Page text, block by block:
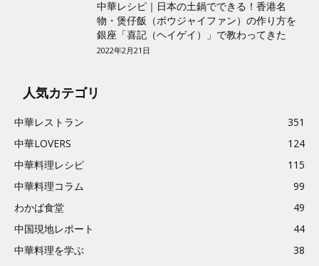
中華レシピ｜日本の土鍋でできる！香港名
物・煲仔飯（ボウジャイファン）の作り方を
銀座「喜記（ヘイゲイ）」で教わってきた
2022年2月21日
人気カテゴリ
中華レストラン
351
中華LOVERS
124
中華料理レシピ
115
中華料理コラム
99
わかば食堂
49
中国現地レポート
44
中華料理を学ぶ
38